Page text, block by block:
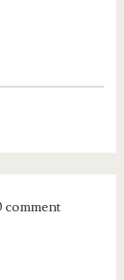
comment